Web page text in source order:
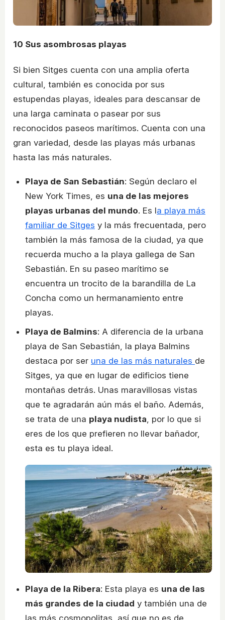
10 Sus asombrosas playas
Si bien Sitges cuenta con una amplia oferta
cultural, también es conocida por sus
estupendas playas, ideales para descansar de
una larga caminata o pasear por sus
reconocidos paseos marítimos. Cuenta con una
gran variedad, desde las playas más urbanas
hasta las más naturales.
Playa de San Sebastián: Según declaro el
New York Times, es una de las mejores
playas urbanas del mundo. Es la playa más
familiar de Sitges y la más frecuentada, pero
también la más famosa de la ciudad, ya que
recuerda mucho a la playa gallega de San
Sebastián. En su paseo marítimo se
encuentra un trocito de la barandilla de La
Concha como un hermanamiento entre
playas.
Playa de Balmins: A diferencia de la urbana
playa de San Sebastián, la playa Balmins
destaca por ser una de las más naturales de
Sitges, ya que en lugar de edificios tiene
montañas detrás. Unas maravillosas vistas
que te agradarán aún más el baño. Además,
se trata de una playa nudista, por lo que si
eres de los que prefieren no llevar bañador,
esta es tu playa ideal.
Playa de la Ribera: Esta playa es una de las
más grandes de la ciudad y también una de